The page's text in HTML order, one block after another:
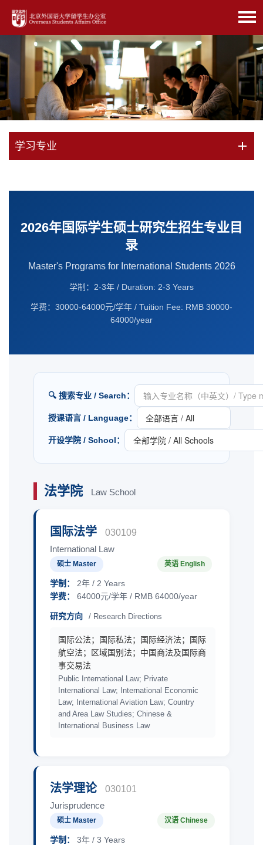
学习专业
2026年国际学生硕士研究生招生专业目
录
Master's Programs for International Students 2026
学制：2-3年 / Duration: 2-3 Years
学费：30000-64000元/学年 / Tuition Fee: RMB 30000-
64000/year
🔍 搜索专业 / Search：
授课语言 / Language：
开设学院 / School：
法学院 Law School
国际法学
030109
International Law
硕士 Master 英语 English
学制：
2年 / 2 Years
学费：
64000元/学年 / RMB 64000/year
研究方向 / Research Directions
国际公法；国际私法；国际经济法；国际
航空法；区域国别法；中国商法及国际商
事交易法
Public International Law; Private
International Law; International Economic
Law; International Aviation Law; Country
and Area Law Studies; Chinese &
International Business Law
法学理论
030101
Jurisprudence
硕士 Master 汉语 Chinese
学制：
3年 / 3 Years